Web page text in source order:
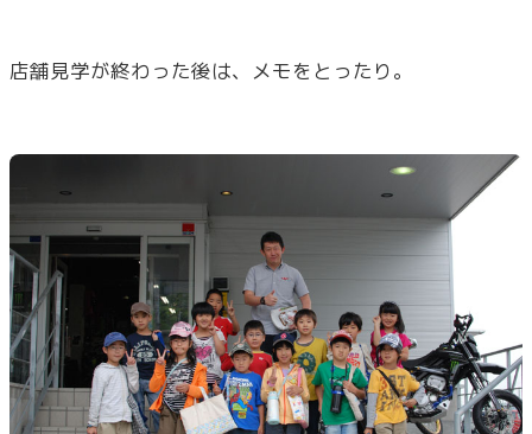
店舗見学が終わった後は、メモをとったり。